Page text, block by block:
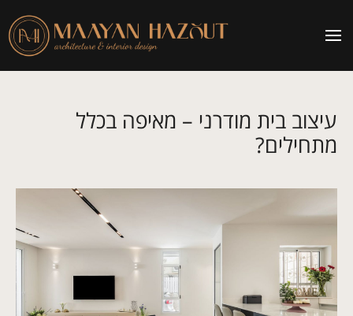
עיצוב בית מודרני – מאיפה בכלל
מתחילים?